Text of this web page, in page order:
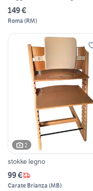
149 €
Roma (RM)
2
stokke legno
99 €
Carate Brianza (MB)